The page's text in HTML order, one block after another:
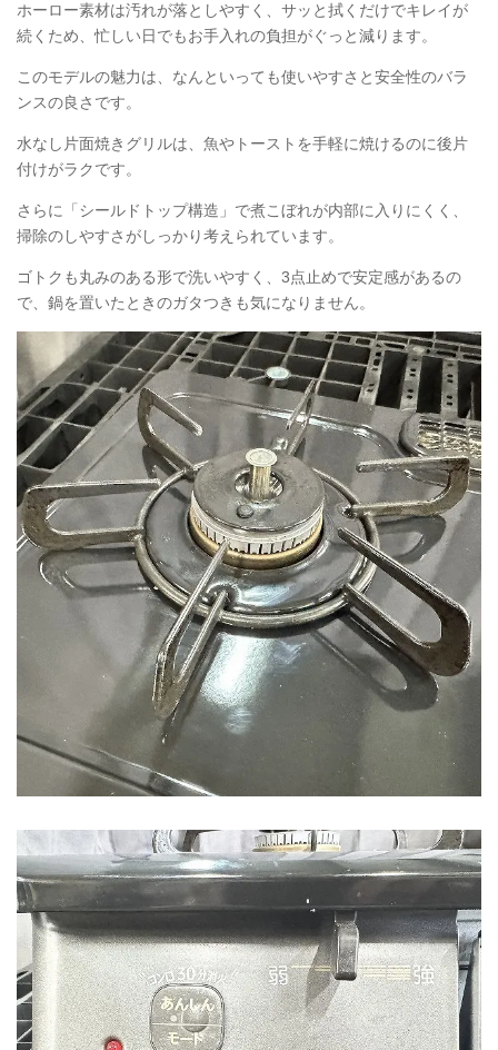
ホーロー素材は汚れが落としやすく、サッと拭くだけでキレイが
続くため、忙しい日でもお手入れの負担がぐっと減ります。
このモデルの魅力は、なんといっても使いやすさと安全性のバラ
ンスの良さです。
水なし片面焼きグリルは、魚やトーストを手軽に焼けるのに後片
付けがラクです。
さらに「シールドトップ構造」で煮こぼれが内部に入りにくく、
掃除のしやすさがしっかり考えられています。
ゴトクも丸みのある形で洗いやすく、3点止めで安定感があるの
で、鍋を置いたときのガタつきも気になりません。